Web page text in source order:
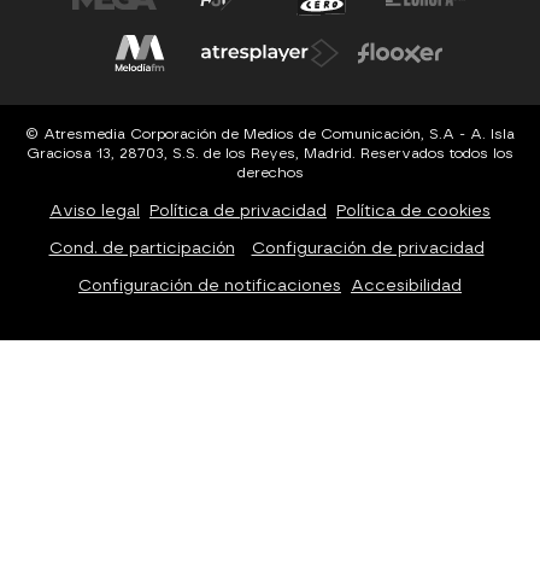
© Atresmedia Corporación de Medios de Comunicación, S.A - A. Isla
Graciosa 13, 28703, S.S. de los Reyes, Madrid. Reservados todos los
derechos
Aviso legal Política de privacidad Política de cookies
Cond. de participación Configuración de privacidad
Configuración de notificaciones Accesibilidad